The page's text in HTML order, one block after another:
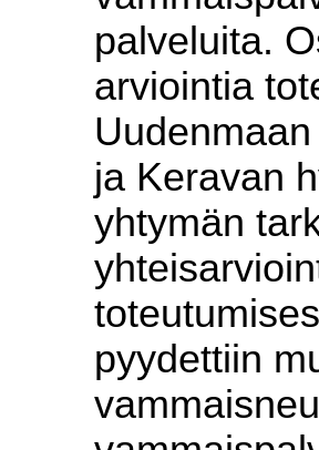
palveluita.
arviointia
ja Keravan
yhtymän
pyydettiin